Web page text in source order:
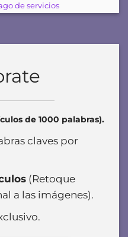
de servicios
de 1000 palabras).
claves por
(Retoque
a las imágenes).
.